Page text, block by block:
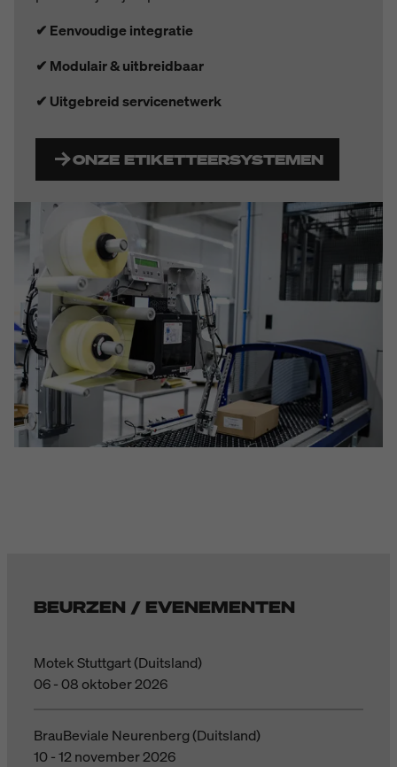
✔ Eenvoudige integratie
✔ Modulair & uitbreidbaar
✔ Uitgebreid servicenetwerk
ONZE ETIKETTEERSYSTEMEN
BEURZEN / EVENEMENTEN
Motek Stuttgart (Duitsland)
06 - 08 oktober 2026
BrauBeviale Neurenberg (Duitsland)
10 - 12 november 2026